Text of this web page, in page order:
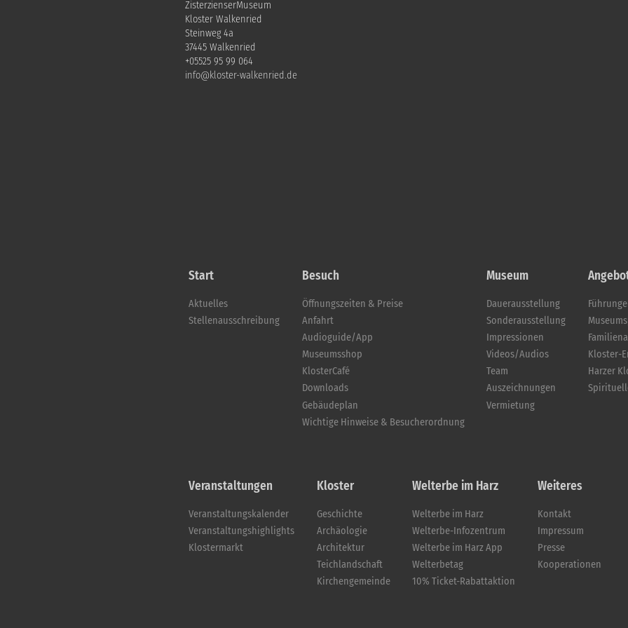
ZisterzienserMuseum
Kloster Walkenried
Steinweg 4a
37445 Walkenried
+05525 95 99 064
info@kloster-walkenried.de
Start
Aktuelles
Stellenausschreibung
Besuch
Öffnungszeiten & Preise
Anfahrt
Audioguide/App
Museumsshop
KlosterCafé
Downloads
Gebäudeplan
Wichtige Hinweise & Besucherordnung
Museum
Dauerausstellung
Sonderausstellung
Impressionen
Videos/Audios
Team
Auszeichnungen
Vermietung
Kloster-
Harzer
Veranstaltungen
Veranstaltungskalender
Veranstaltungshighlights
Klostermarkt
Kloster
Geschichte
Archäologie
Architektur
Teichlandschaft
Kirchengemeinde
Welterbe im Harz
Welterbe im Harz
Welterbe-Infozentrum
Welterbe im Harz App
Welterbetag
10% Ticket-Rabattaktion
Weiteres
Kontakt
Impressum
Presse
Kooperationen